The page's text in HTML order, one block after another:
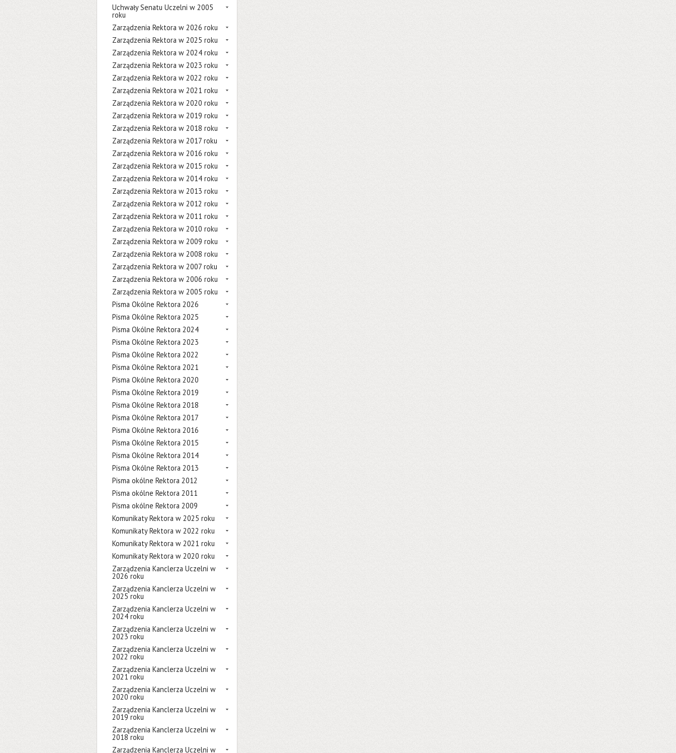
Uchwały Senatu Uczelni w 2005
roku
Zarządzenia Rektora w 2026 roku
Zarządzenia Rektora w 2025 roku
Zarządzenia Rektora w 2024 roku
Zarządzenia Rektora w 2023 roku
Zarządzenia Rektora w 2022 roku
Zarządzenia Rektora w 2021 roku
Zarządzenia Rektora w 2020 roku
Zarządzenia Rektora w 2019 roku
Zarządzenia Rektora w 2018 roku
Zarządzenia Rektora w 2017 roku
Zarządzenia Rektora w 2016 roku
Zarządzenia Rektora w 2015 roku
Zarządzenia Rektora w 2014 roku
Zarządzenia Rektora w 2013 roku
Zarządzenia Rektora w 2012 roku
Zarządzenia Rektora w 2011 roku
Zarządzenia Rektora w 2010 roku
Zarządzenia Rektora w 2009 roku
Zarządzenia Rektora w 2008 roku
Zarządzenia Rektora w 2007 roku
Zarządzenia Rektora w 2006 roku
Zarządzenia Rektora w 2005 roku
Pisma Okólne Rektora 2026
Pisma Okólne Rektora 2025
Pisma Okólne Rektora 2024
Pisma Okólne Rektora 2023
Pisma Okólne Rektora 2022
Pisma Okólne Rektora 2021
Pisma Okólne Rektora 2020
Pisma Okólne Rektora 2019
Pisma Okólne Rektora 2018
Pisma Okólne Rektora 2017
Pisma Okólne Rektora 2016
Pisma Okólne Rektora 2015
Pisma Okólne Rektora 2014
Pisma Okólne Rektora 2013
Pisma okólne Rektora 2012
Pisma okólne Rektora 2011
Pisma okólne Rektora 2009
Komunikaty Rektora w 2025 roku
Komunikaty Rektora w 2022 roku
Komunikaty Rektora w 2021 roku
Komunikaty Rektora w 2020 roku
Zarządzenia Kanclerza Uczelni w
2026 roku
Zarządzenia Kanclerza Uczelni w
2025 roku
Zarządzenia Kanclerza Uczelni w
2024 roku
Zarządzenia Kanclerza Uczelni w
2023 roku
Zarządzenia Kanclerza Uczelni w
2022 roku
Zarządzenia Kanclerza Uczelni w
2021 roku
Zarządzenia Kanclerza Uczelni w
2020 roku
Zarządzenia Kanclerza Uczelni w
2019 roku
Zarządzenia Kanclerza Uczelni w
2018 roku
Zarządzenia Kanclerza Uczelni w